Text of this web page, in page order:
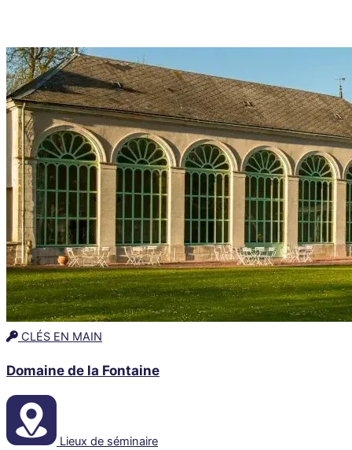
CLÉS EN MAIN
Domaine de la Fontaine
Lieux de séminaire